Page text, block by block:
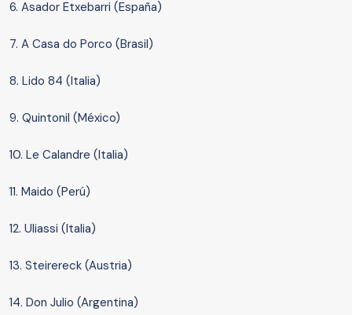
6. Asador Etxebarri (España)
7. A Casa do Porco (Brasil)
8. Lido 84 (Italia)
9. Quintonil (México)
10. Le Calandre (Italia)
11. Maido (Perú)
12. Uliassi (Italia)
13. Steirereck (Austria)
14. Don Julio (Argentina)